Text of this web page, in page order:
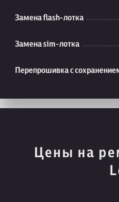
Замена flash-лотка
Замена sim-лотка
Перепрошивка с
Цены на